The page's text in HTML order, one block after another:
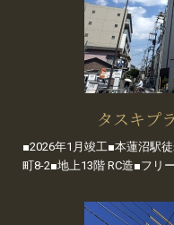
タスキプ
■2026年1月竣工■本蓮沼駅
町8-2■地上13階 RC造■フリ